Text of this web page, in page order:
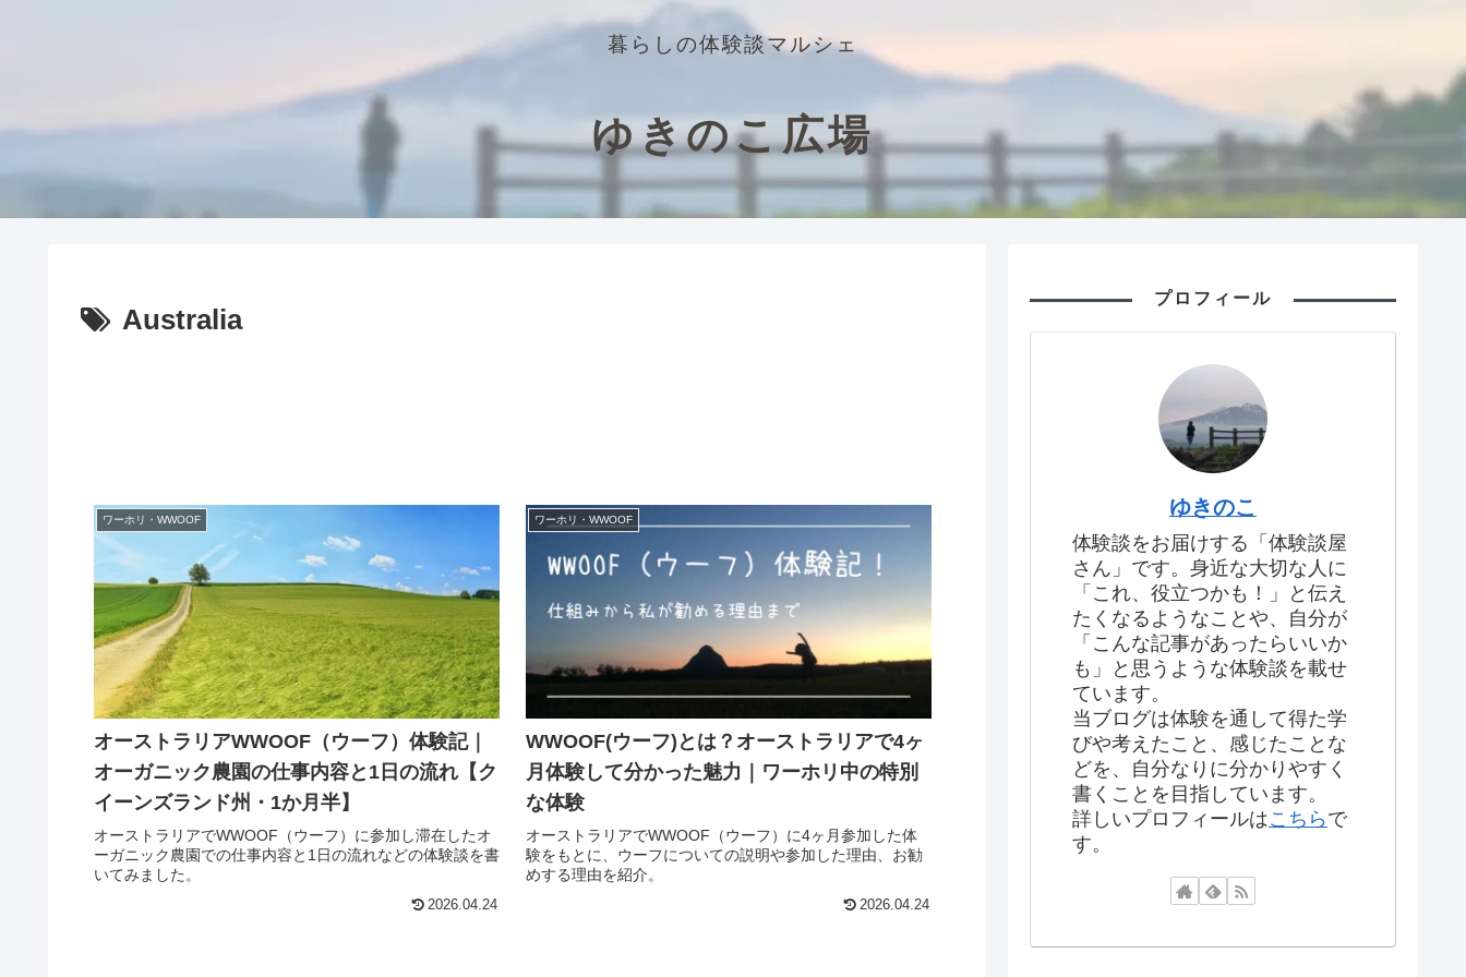
暮らしの体験談マルシェ
ゆきのこ広場
Australia
ワーホリ・WWOOF
オーストラリアWWOOF（ウーフ）体験記｜
オーガニック農園の仕事内容と1日の流れ【ク
イーンズランド州・1か月半】
オーストラリアでWWOOF（ウーフ）に参加し滞在したオ
ーガニック農園での仕事内容と1日の流れなどの体験談を書
いてみました。
2026.04.24
ワーホリ・WWOOF
WWOOF(ウーフ)とは？オーストラリアで4ヶ
月体験して分かった魅力｜ワーホリ中の特別
な体験
オーストラリアでWWOOF（ウーフ）に4ヶ月参加した体
験をもとに、ウーフについての説明や参加した理由、お勧
めする理由を紹介。
2026.04.24
プロフィール
ゆきのこ
体験談をお届けする「体験談屋
さん」です。身近な大切な人に
「これ、役立つかも！」と伝え
たくなるようなことや、自分が
「こんな記事があったらいいか
も」と思うような体験談を載せ
ています。
当ブログは体験を通して得た学
びや考えたこと、感じたことな
どを、自分なりに分かりやすく
書くことを目指しています。
詳しいプロフィールはこちら で
す。